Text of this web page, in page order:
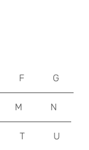
F G
M N
T U